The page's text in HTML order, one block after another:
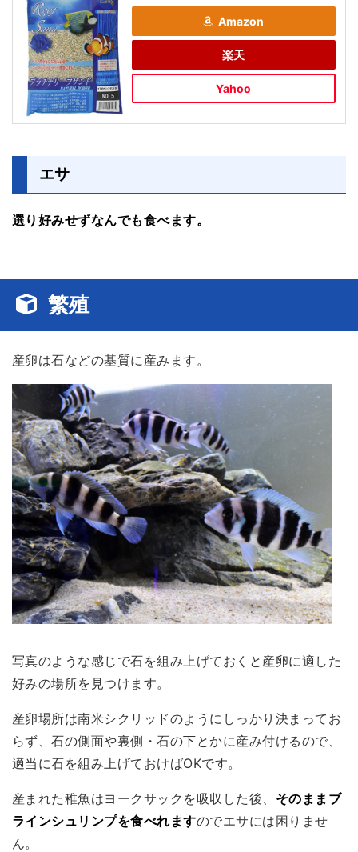
Amazon
楽天
Yahoo
エサ
選り好みせずなんでも食べます。
繁殖
産卵は石などの基質に産みます。
写真のような感じで石を組み上げておくと産卵に適した
好みの場所を見つけます。
産卵場所は南米シクリッドのようにしっかり決まってお
らず、石の側面や裏側・石の下とかに産み付けるので、
適当に石を組み上げておけばOKです。
産まれた稚魚はヨークサックを吸収した後、 そのままブ
ラインシュリンプを食べれますのでエサには困りませ
ん。